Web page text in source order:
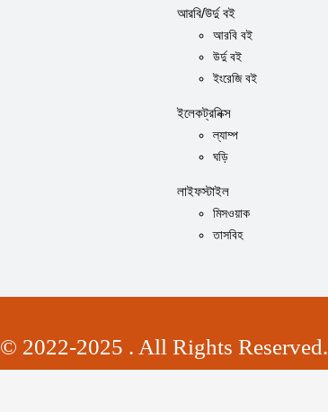
আরবি/উর্দু বই
আরবি বই
উর্দু বই
ইংরেজি বই
ইলেকট্রনিক্স
ল্যাম্প
ঘড়ি
লাইফস্টাইল
মিসওয়াক
তাসবিহ
© 2022-2025 . All Rights Reserved.